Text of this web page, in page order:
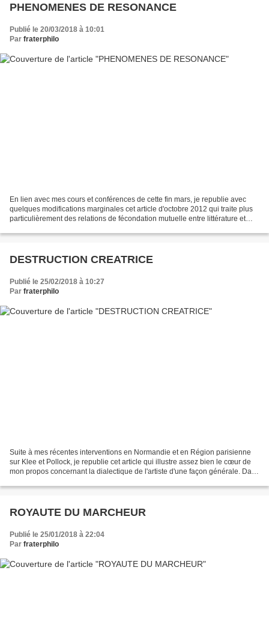
PHENOMENES DE RESONANCE
Publié le 20/03/2018 à 10:01
Par fraterphilo
En lien avec mes cours et conférences de cette fin mars, je republie avec
quelques modifications marginales cet article d'octobre 2012 qui traite plus
particulièrement des relations de fécondation mutuelle entre littérature et
DESTRUCTION CREATRICE
Publié le 25/02/2018 à 10:27
Par fraterphilo
Suite à mes récentes interventions en Normandie et en Région parisienne
sur Klee et Pollock, je republie cet article qui illustre assez bien le cœur de
mon propos concernant la dialectique de l'artiste d'une façon générale. Dans
ROYAUTE DU MARCHEUR
Publié le 25/01/2018 à 22:04
Par fraterphilo